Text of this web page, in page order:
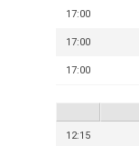
17:00
17:00
17:00
12:15